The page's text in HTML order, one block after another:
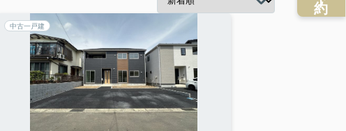
中古一戸建